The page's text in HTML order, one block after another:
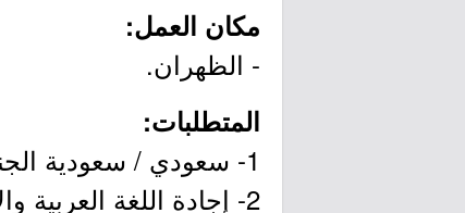
مكان العمل:
- الظهران.
المتطلبات:
1- سعودي / سعودية الجنسية.
2- إجادة اللغة العربية والإنجليزية.